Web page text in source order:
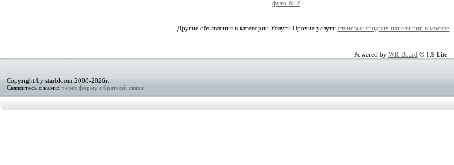
фото № 2
Другие объявления в категории Услуги Прочие услуги:стеновые сэндвич панели пир в москве,
Powered by WR-Board © 1.9 Lite
Copyright by starbloom 2008-2026г.
Свяжитесь с нами: через форму обратной связи